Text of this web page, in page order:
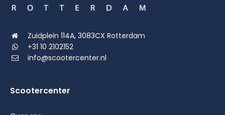
Zuidplein 114A, 3083CX Rotterdam
+31 10 2102152
info@scootercenter.nl
Scootercenter